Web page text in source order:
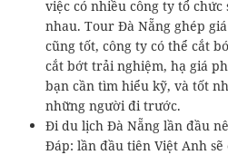
việc có nhiều công ty tổ chức
nhau. Tour Đà Nẵng ghép
cũng tốt, công ty có thể cắt
cắt bớt trải nghiệm, hạ giá
bạn cần tìm hiểu kỹ, và tốt
những người đi trước.
Đi du lịch Đà Nẵng lần đầu
Đáp: lần đầu tiên Việt Anh